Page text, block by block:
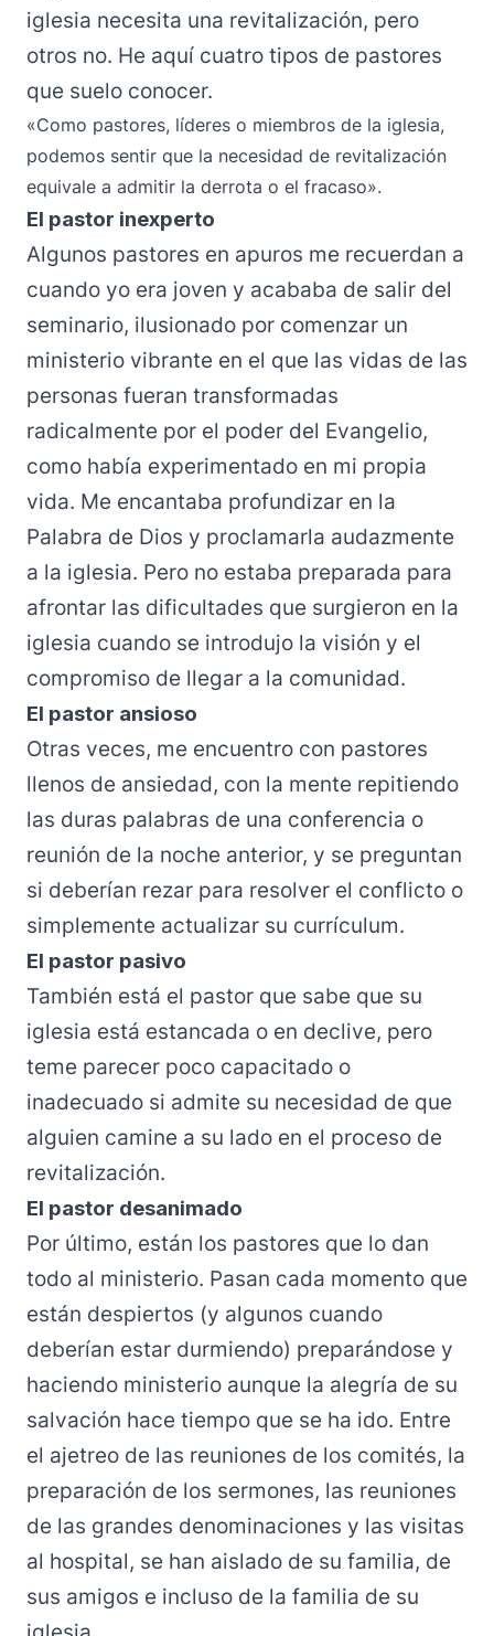
iglesia necesita una revitalización, pero
otros no. He aquí cuatro tipos de pastores
que suelo conocer.
«Como pastores, líderes o miembros de la iglesia,
podemos sentir que la necesidad de revitalización
equivale a admitir la derrota o el fracaso».
El pastor inexperto
Algunos pastores en apuros me recuerdan a
cuando yo era joven y acababa de salir del
seminario, ilusionado por comenzar un
ministerio vibrante en el que las vidas de las
personas fueran transformadas
radicalmente por el poder del Evangelio,
como había experimentado en mi propia
vida. Me encantaba profundizar en la
Palabra de Dios y proclamarla audazmente
a la iglesia. Pero no estaba preparada para
afrontar las dificultades que surgieron en la
iglesia cuando se introdujo la visión y el
compromiso de llegar a la comunidad.
El pastor ansioso
Otras veces, me encuentro con pastores
llenos de ansiedad, con la mente repitiendo
las duras palabras de una conferencia o
reunión de la noche anterior, y se preguntan
si deberían rezar para resolver el conflicto o
simplemente actualizar su currículum.
El pastor pasivo
También está el pastor que sabe que su
iglesia está estancada o en declive, pero
teme parecer poco capacitado o
inadecuado si admite su necesidad de que
alguien camine a su lado en el proceso de
revitalización.
El pastor desanimado
Por último, están los pastores que lo dan
todo al ministerio. Pasan cada momento que
están despiertos (y algunos cuando
deberían estar durmiendo) preparándose y
haciendo ministerio aunque la alegría de su
salvación hace tiempo que se ha ido. Entre
el ajetreo de las reuniones de los comités, la
preparación de los sermones, las reuniones
de las grandes denominaciones y las visitas
al hospital, se han aislado de su familia, de
sus amigos e incluso de la familia de su